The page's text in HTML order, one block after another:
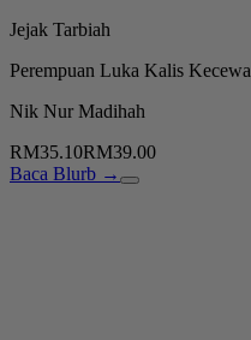
Jejak Tarbiah
Perempuan Luka Kalis Kecewa
Nik Nur Madihah
RM35.10RM39.00
Baca Blurb →